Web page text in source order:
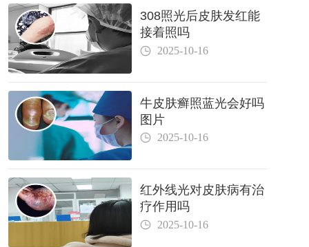
308照光后皮肤发红能
接着照吗
2025-10-16
牛皮肤癣照蓝光会好吗
图片
2025-10-16
红外线光对皮肤病有治
疗作用吗
2025-10-16